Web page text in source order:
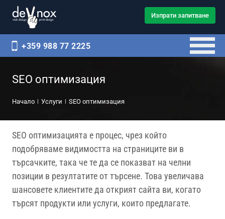
Изпрати запитване
+359 988 77 2225
SEO оптимизация
Начало Услуги SEO оптимизация
SEO оптимизацията е процес, чрез който
подобряваме видимостта на страниците ви в
търсачките, така че те да се показват на челни
позиции в резултатите от търсене. Това увеличава
шансовете клиентите да открият сайта ви, когато
търсят продукти или услуги, които предлагате.